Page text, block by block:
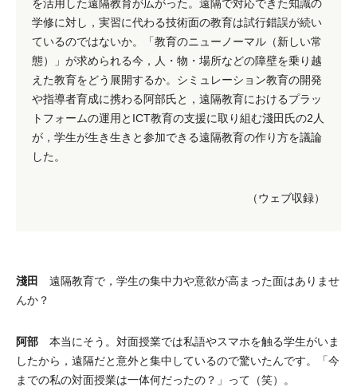
を活用した遠隔教育が広がった。遠隔で対応できた知識の
学修に対し，実習に代わる技術面の教育は試行錯誤が続い
ているのではないか。「教育のニューノーマル（新しい常
態）」が求められる今，人・物・場所などの障壁を乗り越
えた教育をどう展開するか。シミュレーション教育の開発
や指導者育成に携わる阿部氏と，遠隔教育におけるプラッ
トフォームの運用とICT教育の支援に取り組む淺田氏の2人
が，学生が生き生きと参加できる遠隔教育の作り方を議論
した。
（ウェブ収録）
淺田 遠隔教育で，学生の集中力や意欲が高まった面はありませ
んか？
阿部 本当にそう。対面授業では私語やスマホを触る学生がいま
したから，遠隔だと意外と集中しているので驚いたんです。「今
までの私の対面授業は一体何だったの？」って（笑）。